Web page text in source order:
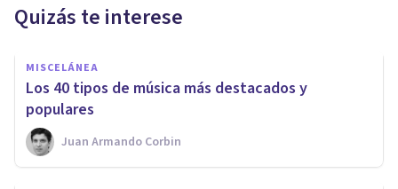
Quizás te interese
MISCELÁNEA
Los 40 tipos de música más destacados y
populares
Juan Armando Corbin